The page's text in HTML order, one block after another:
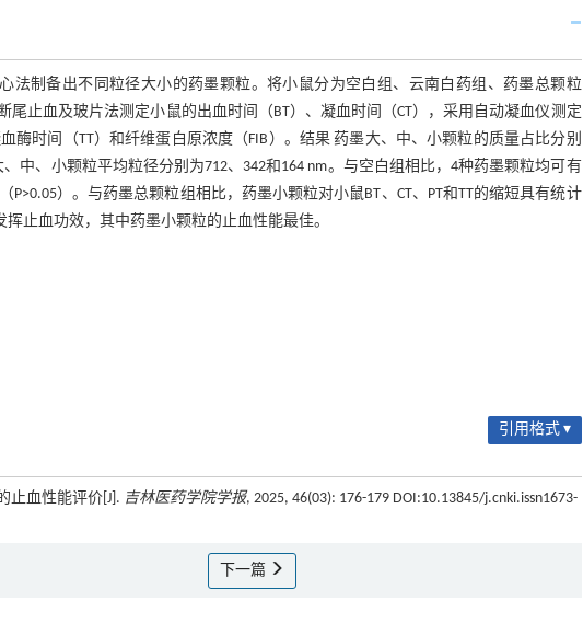
法制备出不同粒径大小的药墨颗粒。将小鼠分为空白组、云南白药组、药墨总颗粒
止血及玻片法测定小鼠的出血时间（BT）、凝血时间（CT），采用自动凝血仪测定
酶时间（TT）和纤维蛋白原浓度（FIB）。结果 药墨大、中、小颗粒的质量占比分别
中、小颗粒平均粒径分别为712、342和164 nm。与空白组相比，4种药墨颗粒均可有
P>0.05）。与药墨总颗粒组相比，药墨小颗粒对小鼠BT、CT、PT和TT的缩短具有统计
止血功效，其中药墨小颗粒的止血性能最佳。
引用格式 ▾
止血性能评价[J]. 吉林医药学院学报, 2025, 46(03): 176-179 DOI:10.13845/j.cnki.issn1673-
下一篇